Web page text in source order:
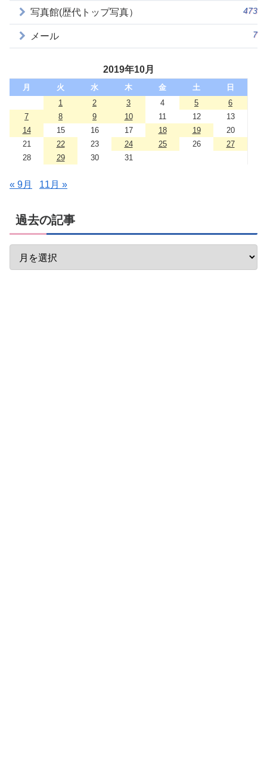
写真館(歴代トップ写真） 473
メール 7
2019年10月
月 火 水 木 金 土
日
1
2 3 4 5
6
7
8 9 10 11 12
13
14
15 16 17 18 19
20
21
22 23 24 25 26
27
28
29 30 31
« 9月 11月 »
過去の記事